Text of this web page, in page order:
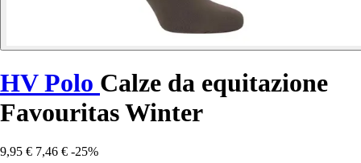
HV Polo Calze da equitazione
Favouritas Winter
9,95 € 7,46 € -25%